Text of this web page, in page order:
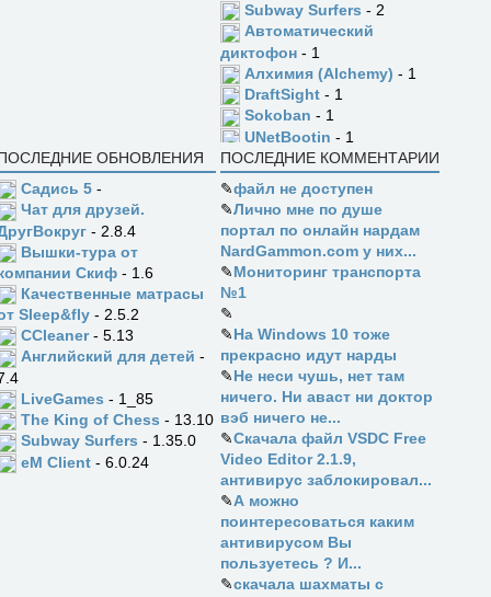
Subway Surfers - 2
Автоматический
диктофон - 1
Алхимия (Alchemy) - 1
DraftSight - 1
Sokoban - 1
UNetBootin - 1
ОБНОВЛЕНИЯ
Садись 5 -
Чат для друзей.
- 2.8.4
Вышки-тура от
Скиф - 1.6
Качественные матрасы
Sleep&fly - 2.5.2
CCleaner- 5.13
Английский для детей -
LiveGames - 1_85
The King of Chess - 13.10
Subway Surfers - 1.35.0
eM Client - 6.0.24
ПОСЛЕДНИЕ КОММЕНТАРИИ
✎файл не доступен
✎Лично мне по душе
портал по онлайн нардам
NardGammon.com у них...
✎Мониторинг транспорта
№1
✎
✎На Windows 10 тоже
прекрасно идут нарды
✎Не неси чушь, нет там
ничего. Ни аваст ни доктор
вэб ничего не...
✎Скачала файл VSDC Free
Video Editor 2.1.9,
антивирус заблокировал...
✎А можно
поинтересоваться каким
антивирусом Вы
пользуетесь ? И...
✎скачала шахматы с